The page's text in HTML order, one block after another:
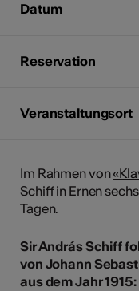
Datum
Reservation
Veranstaltungsort
Im Rahmen von
Schiff in Ernen
Tagen.
Sir András Schiff
von Johann
aus dem Jahr 1915: